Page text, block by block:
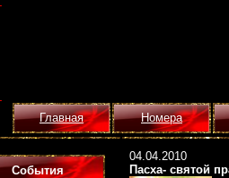
Главная
Номера
События
04.04.2010
Пасха- святой